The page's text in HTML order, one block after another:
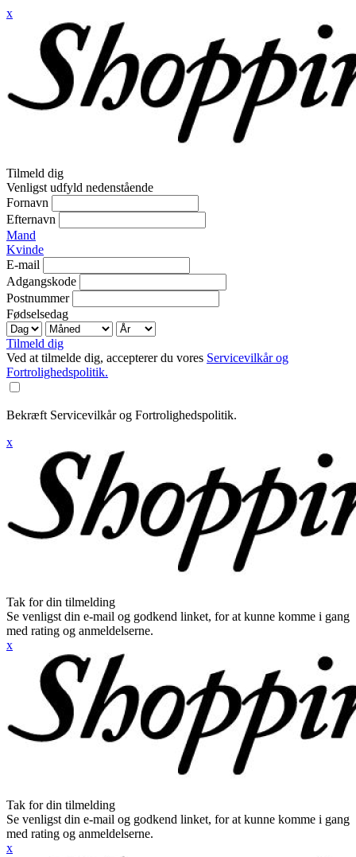
x
Tilmeld dig
Venligst udfyld nedenstående
Fornavn
Efternavn
Mand
Kvinde
E-mail
Adgangskode
Postnummer
Fødselsedag
Tilmeld dig
Ved at tilmelde dig, accepterer du vores Servicevilkår og
Fortrolighedspolitik.
Bekræft Servicevilkår og Fortrolighedspolitik.
x
Tak for din tilmelding
Se venligst din e-mail og godkend linket, for at kunne komme i gang
med rating og anmeldelserne.
x
Tak for din tilmelding
Se venligst din e-mail og godkend linket, for at kunne komme i gang
med rating og anmeldelserne.
x